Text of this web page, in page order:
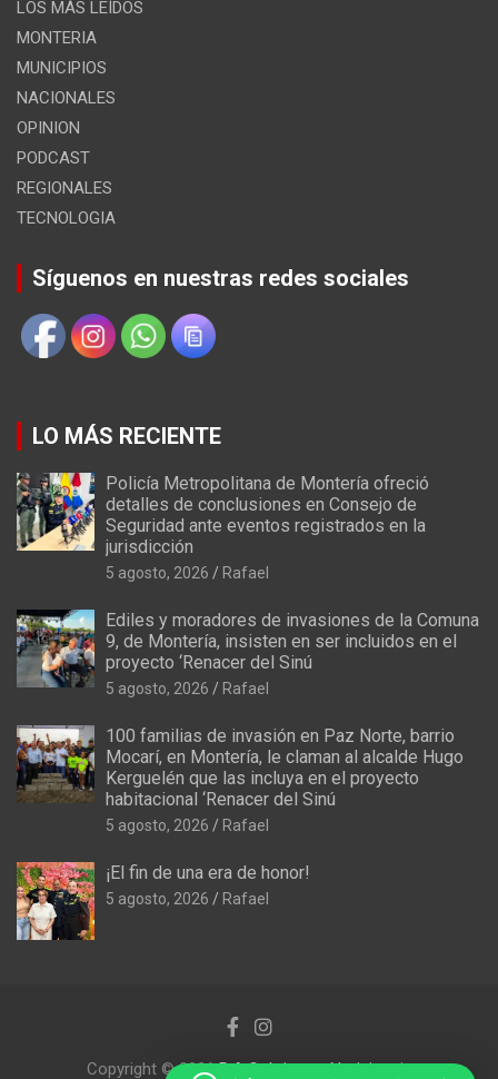
LOS MÁS LEÍDOS
MONTERIA
MUNICIPIOS
NACIONALES
OPINION
PODCAST
REGIONALES
TECNOLOGIA
Síguenos en nuestras redes sociales
LO MÁS RECIENTE
Policía Metropolitana de Montería ofreció
detalles de conclusiones en Consejo de
Seguridad ante eventos registrados en la
jurisdicción
5 agosto, 2026 Rafael
Ediles y moradores de invasiones de la Comuna
9, de Montería, insisten en ser incluidos en el
proyecto ‘Renacer del Sinú
5 agosto, 2026 Rafael
100 familias de invasión en Paz Norte, barrio
Mocarí, en Montería, le claman al alcalde Hugo
Kerguelén que las incluya en el proyecto
habitacional ‘Renacer del Sinú
5 agosto, 2026 Rafael
¡El fin de una era de honor!
5 agosto, 2026 Rafael
Copyright © 2026R.A Crónicas y Noticias